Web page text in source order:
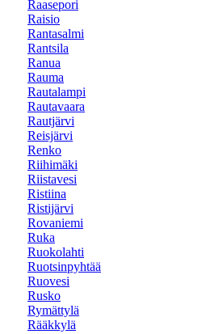
Raasepori
Raisio
Rantasalmi
Rantsila
Ranua
Rauma
Rautalampi
Rautavaara
Rautjärvi
Reisjärvi
Renko
Riihimäki
Riistavesi
Ristiina
Ristijärvi
Rovaniemi
Ruka
Ruokolahti
Ruotsinpyhtää
Ruovesi
Rusko
Rymättylä
Rääkkylä